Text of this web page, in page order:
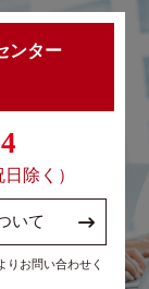
ンター
除く）
いて
お問い合わせく